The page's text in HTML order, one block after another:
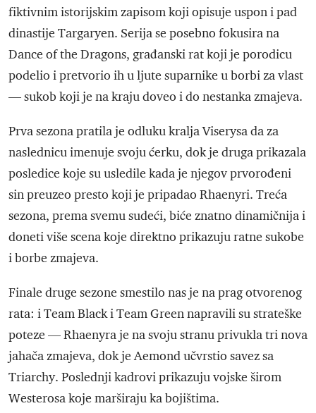
fiktivnim istorijskim zapisom koji opisuje uspon i pad
dinastije Targaryen. Serija se posebno fokusira na
Dance of the Dragons, građanski rat koji je porodicu
podelio i pretvorio ih u ljute suparnike u borbi za vlast
— sukob koji je na kraju doveo i do nestanka zmajeva.
Prva sezona pratila je odluku kralja Viserysa da za
naslednicu imenuje svoju ćerku, dok je druga prikazala
posledice koje su usledile kada je njegov prvorođeni
sin preuzeo presto koji je pripadao Rhaenyri. Treća
sezona, prema svemu sudeći, biće znatno dinamičnija i
doneti više scena koje direktno prikazuju ratne sukobe
i borbe zmajeva.
Finale druge sezone smestilo nas je na prag otvorenog
rata: i Team Black i Team Green napravili su strateške
poteze — Rhaenyra je na svoju stranu privukla tri nova
jahača zmajeva, dok je Aemond učvrstio savez sa
Triarchy. Poslednji kadrovi prikazuju vojske širom
Westerosa koje marširaju ka bojištima.